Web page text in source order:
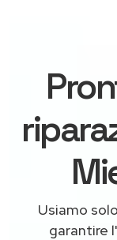
Usiamo solo
garantire